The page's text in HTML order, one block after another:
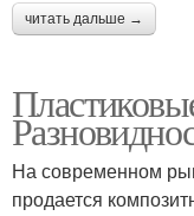
читать дальше →
На современном
продается